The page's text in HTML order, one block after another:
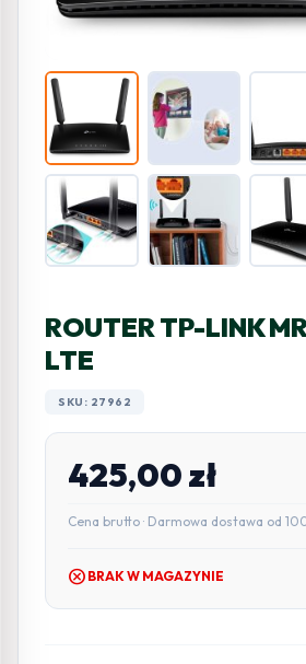
ROUTER TP-LINK
LTE
SKU: 27962
425,00zł
Cena brutto · Darmowa dostawa od
cancel BRAK W MAGAZYNIE